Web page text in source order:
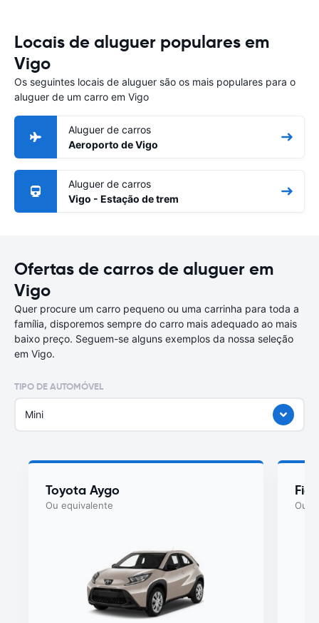
Locais de aluguer populares em
Vigo
Os seguintes locais de aluguer são os mais populares para o
aluguer de um carro em Vigo
Aluguer de carros
Aeroporto de Vigo
Aluguer de carros
Vigo - Estação de trem
Ofertas de carros de aluguer em
Vigo
Quer procure um carro pequeno ou uma carrinha para toda a
família, disporemos sempre do carro mais adequado ao mais
baixo preço. Seguem-se alguns exemplos da nossa seleção
em Vigo.
TIPO DE AUTOMÓVEL
Mini
Toyota Aygo
Ou equivalente Ou